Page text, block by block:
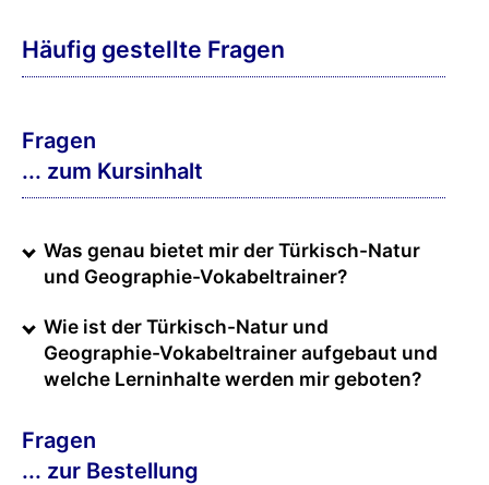
Häufig gestellte Fragen
Fragen
... zum Kursinhalt
Was genau bietet mir der Türkisch-Natur
und Geographie-Vokabeltrainer?
Wie ist der Türkisch-Natur und
Geographie-Vokabeltrainer aufgebaut und
welche Lerninhalte werden mir geboten?
Fragen
... zur Bestellung